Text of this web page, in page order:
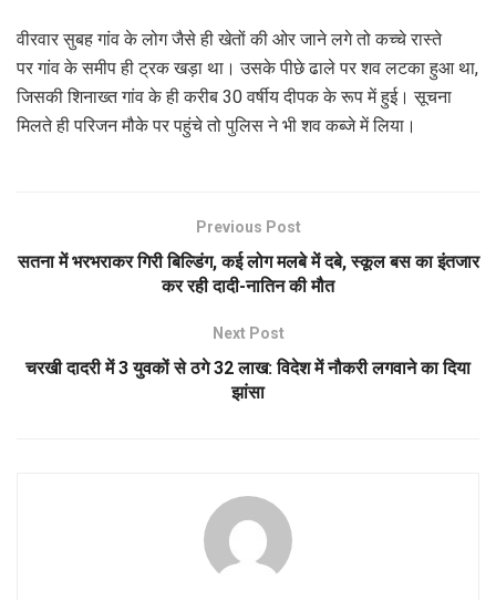
वीरवार सुबह गांव के लोग जैसे ही खेतों की ओर जाने लगे तो कच्चे रास्ते
पर गांव के समीप ही ट्रक खड़ा था। उसके पीछे ढाले पर शव लटका हुआ था,
जिसकी शिनाख्त गांव के ही करीब 30 वर्षीय दीपक के रूप में हुई। सूचना
मिलते ही परिजन मौके पर पहुंचे तो पुलिस ने भी शव कब्जे में लिया।
Previous Post
सतना में भरभराकर गिरी बिल्डिंग, कई लोग मलबे में दबे, स्कूल बस का इंतजार
कर रही दादी-नातिन की मौत
Next Post
चरखी दादरी में 3 युवकों से ठगे 32 लाख: विदेश में नौकरी लगवाने का दिया
झांसा